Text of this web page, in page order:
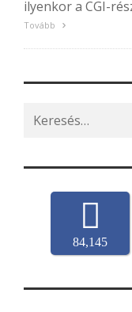
ilyenkor a CGI-
Tovább
Search
for:
84,145